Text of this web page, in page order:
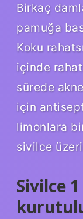
Birkaç
pamuğa
Koku
içinde
sürede
için
limonlara
sivilce
Sivilce